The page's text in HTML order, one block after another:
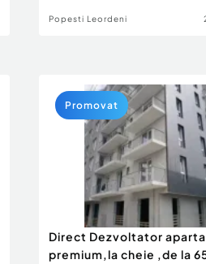
Popesti Leordeni
Direct Dezvoltator
premium,la cheie ,de la
Promovat